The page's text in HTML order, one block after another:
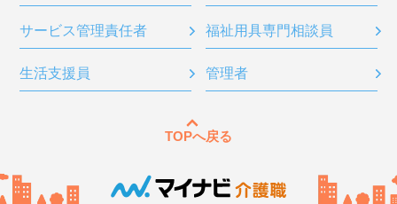
サービス管理責任者 福祉用具専門相談員
生活支援員 管理者
TOPへ戻る